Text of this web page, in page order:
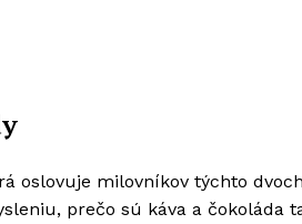
oslovuje milovníkov týchto
prečo sú káva a čokoláda